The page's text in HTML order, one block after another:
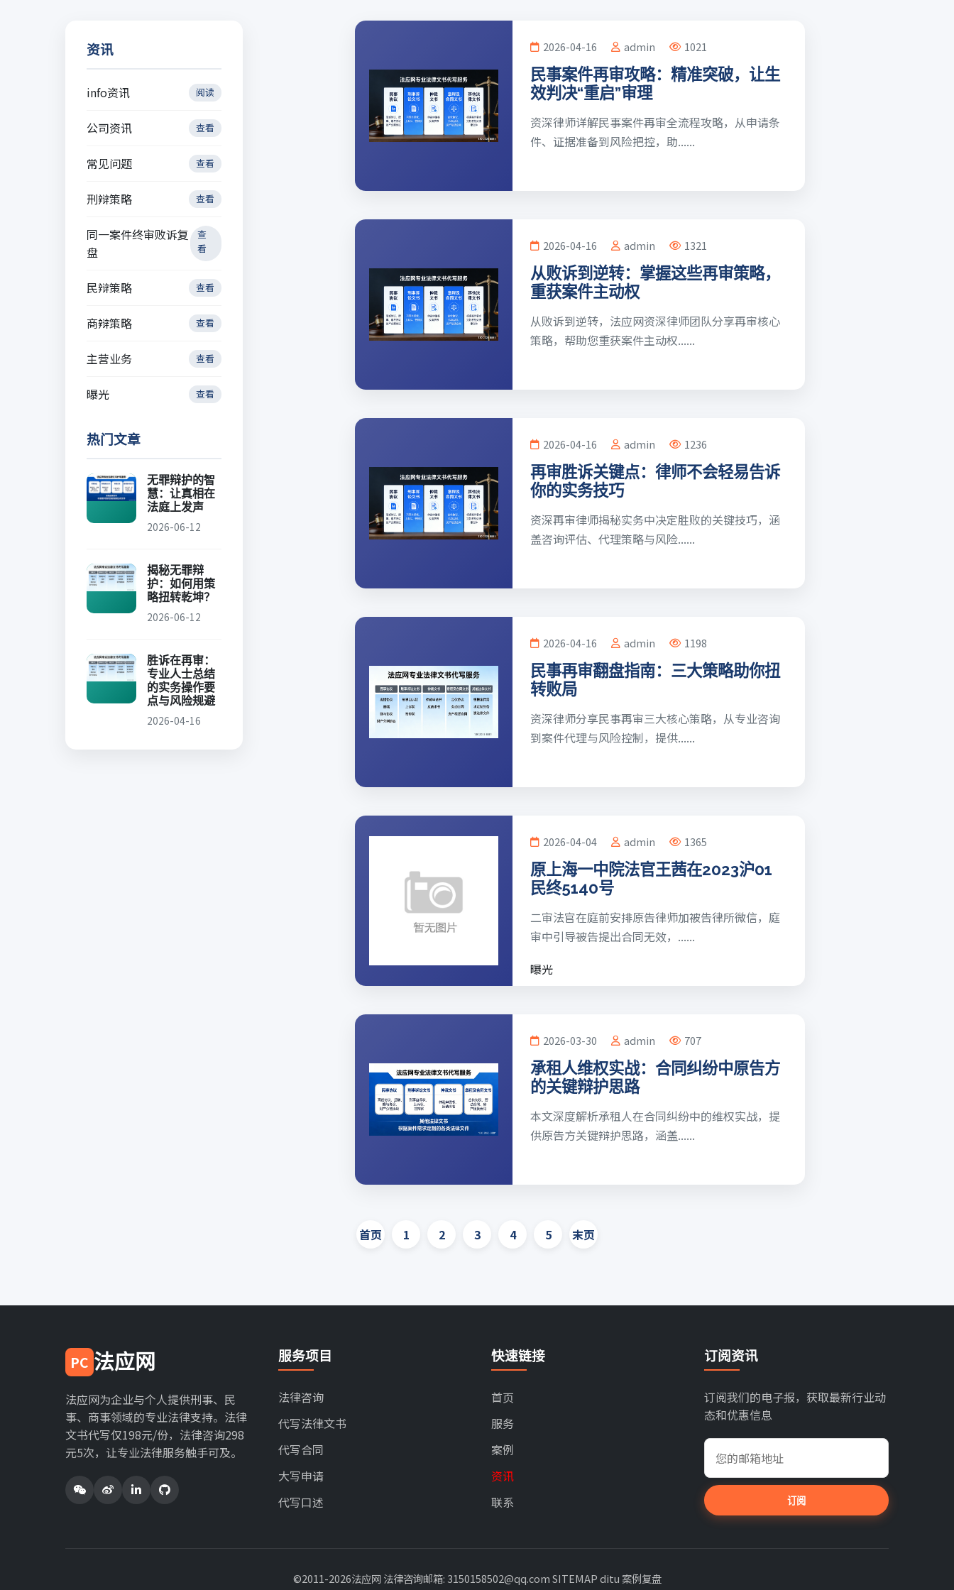
资讯
info资讯 阅读
公司资讯 查看
常见问题 查看
刑辩策略 查看
同一案件终审败诉复
盘
查
看
民辩策略 查看
商辩策略 查看
主营业务 查看
曝光 查看
热门文章
无罪辩护的智
慧：让真相在
法庭上发声
2026-06-12
揭秘无罪辩
护：如何用策
略扭转乾坤？
2026-06-12
胜诉在再审：
专业人士总结
的实务操作要
点与风险规避
2026-04-16
2026-04-16 admin 1021
民事案件再审攻略：精准突破，让生
效判决“重启”审理
资深律师详解民事案件再审全流程攻略，从申请条
件、证据准备到风险把控，助......
2026-04-16 admin 1321
从败诉到逆转：掌握这些再审策略，
重获案件主动权
从败诉到逆转，法应网资深律师团队分享再审核心
策略，帮助您重获案件主动权......
2026-04-16 admin 1236
再审胜诉关键点：律师不会轻易告诉
你的实务技巧
资深再审律师揭秘实务中决定胜败的关键技巧，涵
盖咨询评估、代理策略与风险......
2026-04-16 admin 1198
民事再审翻盘指南：三大策略助你扭
转败局
资深律师分享民事再审三大核心策略，从专业咨询
到案件代理与风险控制，提供......
2026-04-04 admin 1365
原上海一中院法官王茜在2023沪01
民终5140号
二审法官在庭前安排原告律师加被告律所微信，庭
审中引导被告提出合同无效，......
曝光
2026-03-30 admin 707
承租人维权实战：合同纠纷中原告方
的关键辩护思路
本文深度解析承租人在合同纠纷中的维权实战，提
供原告方关键辩护思路，涵盖......
首页 1 2 3 4 5 末页
PC 法应网
法应网为企业与个人提供刑事、民
事、商事领域的专业法律支持。法律
文书代写仅198元/份，法律咨询298
元5次，让专业法律服务触手可及。
服务项目
法律咨询
代写法律文书
代写合同
大写申请
代写口述
快速链接
首页
服务
案例
资讯
联系
订阅资讯
订阅我们的电子报，获取最新行业动
态和优惠信息
订阅
©2011-2026法应网 法律咨询邮箱: 3150158502@qq.comSITEMAPditu案例复盘